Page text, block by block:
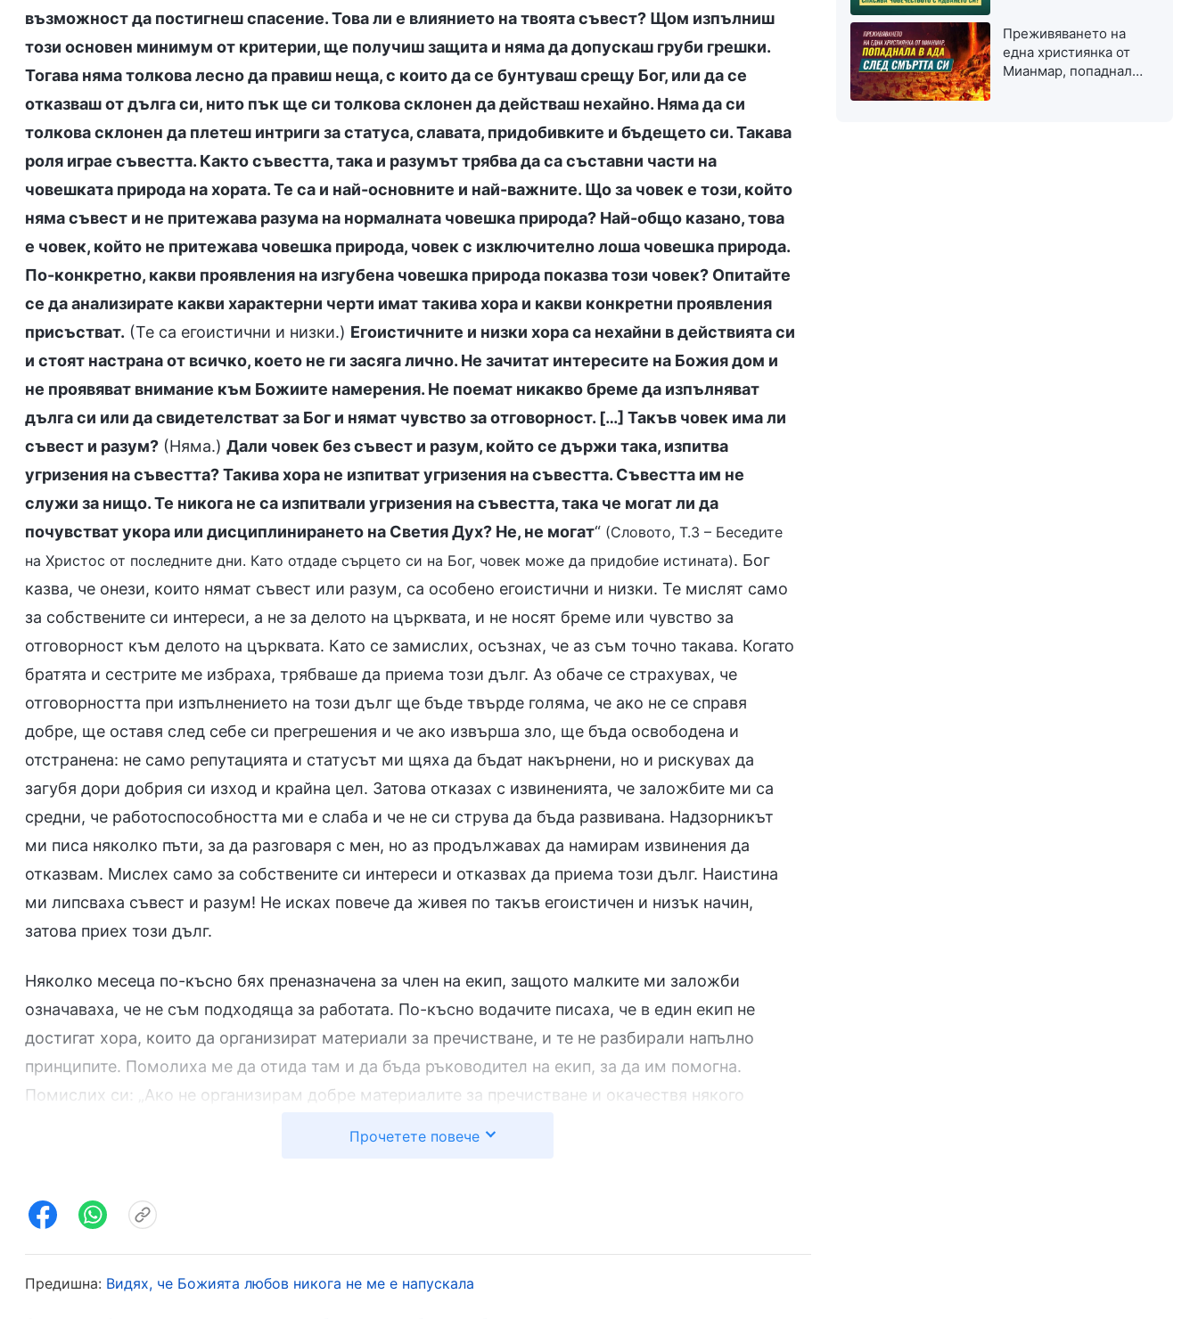
възможност да постигнеш спасение. Това ли е влиянието на твоята съвест? Щом изпълниш
този основен минимум от критерии, ще получиш защита и няма да допускаш груби грешки.
Тогава няма толкова лесно да правиш неща, с които да се бунтуваш срещу Бог, или да се
отказваш от дълга си, нито пък ще си толкова склонен да действаш нехайно. Няма да си
толкова склонен да плетеш интриги за статуса, славата, придобивките и бъдещето си. Такава
роля играе съвестта. Както съвестта, така и разумът трябва да са съставни части на
човешката природа на хората. Те са и най-основните и най-важните. Що за човек е този, който
няма съвест и не притежава разума на нормалната човешка природа? Най-общо казано, това
е човек, който не притежава човешка природа, човек с изключително лоша човешка природа.
По-конкретно, какви проявления на изгубена човешка природа показва този човек? Опитайте
се да анализирате какви характерни черти имат такива хора и какви конкретни проявления
присъстват. (Те са егоистични и низки.) Егоистичните и низки хора са нехайни в действията си
и стоят настрана от всичко, което не ги засяга лично. Не зачитат интересите на Божия дом и
не проявяват внимание към Божиите намерения. Не поемат никакво бреме да изпълняват
дълга си или да свидетелстват за Бог и нямат чувство за отговорност. […] Такъв човек има ли
съвест и разум? (Няма.) Дали човек без съвест и разум, който се държи така, изпитва
угризения на съвестта? Такива хора не изпитват угризения на съвестта. Съвестта им не
служи за нищо. Те никога не са изпитвали угризения на съвестта, така че могат ли да
почувстват укора или дисциплинирането на Светия Дух? Не, не могат“ (Словото, Т.3 – Беседите
на Христос от последните дни. Като отдаде сърцето си на Бог, човек може да придобие истината). Бог
казва, че онези, които нямат съвест или разум, са особено егоистични и низки. Те мислят само
за собствените си интереси, а не за делото на църквата, и не носят бреме или чувство за
отговорност към делото на църквата. Като се замислих, осъзнах, че аз съм точно такава. Когато
братята и сестрите ме избраха, трябваше да приема този дълг. Аз обаче се страхувах, че
отговорността при изпълнението на този дълг ще бъде твърде голяма, че ако не се справя
добре, ще оставя след себе си прегрешения и че ако извърша зло, ще бъда освободена и
отстранена: не само репутацията и статусът ми щяха да бъдат накърнени, но и рискувах да
загубя дори добрия си изход и крайна цел. Затова отказах с извиненията, че заложбите ми са
средни, че работоспособността ми е слаба и че не си струва да бъда развивана. Надзорникът
ми писа няколко пъти, за да разговаря с мен, но аз продължавах да намирам извинения да
отказвам. Мислех само за собствените си интереси и отказвах да приема този дълг. Наистина
ми липсваха съвест и разум! Не исках повече да живея по такъв егоистичен и низък начин,
затова приех този дълг.
Няколко месеца по-късно бях преназначена за член на екип, защото малките ми заложби
означаваха, че не съм подходяща за работата. По-късно водачите писаха, че в един екип не
достигат хора, които да организират материали за пречистване, и те не разбирали напълно
принципите. Помолиха ме да отида там и да бъда ръководител на екип, за да им помогна.
Помислих си: „Ако не организирам добре материалите за пречистване и окачествя някого
Затова отново се измъкнах, като се извиних, че заложбите ми са малки, работоспособността ми
отказ да се приема истината. Ясно осъзнах, че общението на водачите беше напомняне и
Прочетете повече
Предишна: Видях, че Божията любов никога не ме е напускала
Преживяването на
една християнка от
Мианмар, попаднала